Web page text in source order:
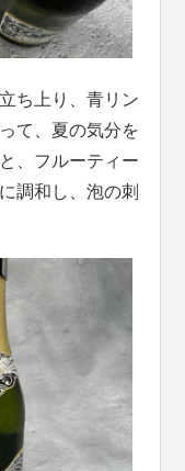
ち上り、青リン
て、夏の気分を
、フルーティー
調和し、泡の刺